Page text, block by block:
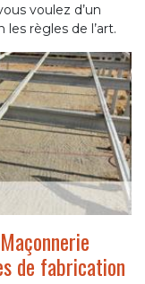
voulez d’un
règles de l’art.
de fabrication